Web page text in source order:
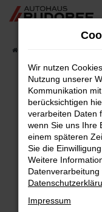
Zum
Fehler:
Beim Laden ist
Hier sind ein
Überprüfe
Laden
Suchmaschine?
Wir nutzen
Nutzung unserer
Kommunikation
berücksichtigen
verarbeiten Daten
wenn Sie uns Ihre
einem späteren
Sie die
Weitere
Impressum